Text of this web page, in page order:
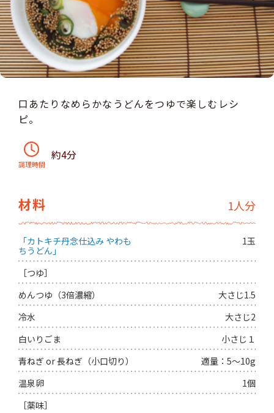
口あたりなめらかなうどんをつゆで楽しむレシ
ピ。
調理時間
約4分
材料 1人分
「カトキチ丹念仕込み やわも
ちうどん」
1玉
［つゆ］
めんつゆ（3倍濃縮）
大さじ1.5
冷水
大さじ2
白いりごま
小さじ１
青ねぎ or 長ねぎ（小口切り）
適量：5～10g
温泉卵
1個
［薬味］